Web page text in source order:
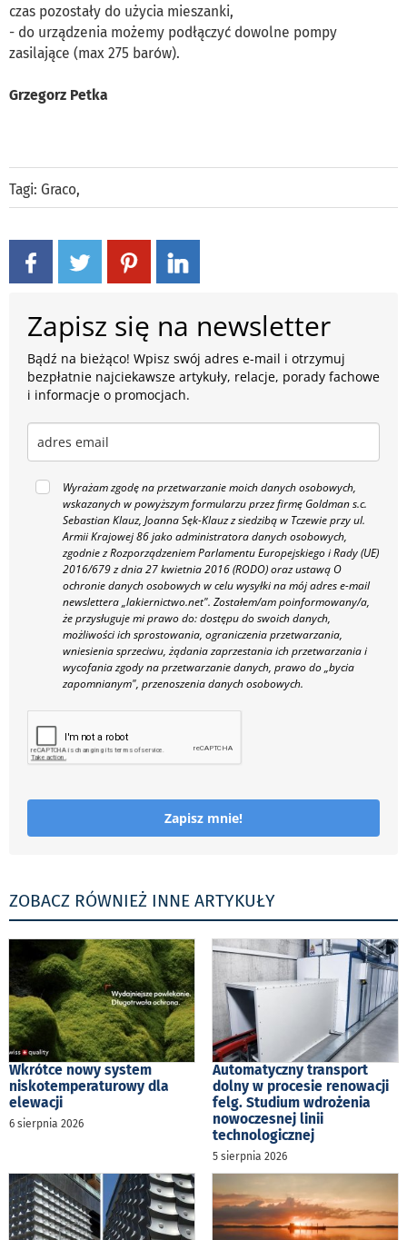
czas pozostały do użycia mieszanki,
- do urządzenia możemy podłączyć dowolne pompy
zasilające (max 275 barów).
Grzegorz Petka
Tagi: Graco,
Zapisz się na newsletter
Bądź na bieżąco! Wpisz swój adres e-mail i otrzymuj
bezpłatnie najciekawsze artykuły, relacje, porady fachowe
i informacje o promocjach.
Wyrażam zgodę na przetwarzanie moich danych osobowych,
wskazanych w powyższym formularzu przez firmę Goldman s.c.
Sebastian Klauz, Joanna Sęk-Klauz z siedzibą w Tczewie przy ul.
Armii Krajowej 86 jako administratora danych osobowych,
zgodnie z Rozporządzeniem Parlamentu Europejskiego i Rady (UE)
2016/679 z dnia 27 kwietnia 2016 (RODO) oraz ustawą O
ochronie danych osobowych w celu wysyłki na mój adres e-mail
newslettera „lakiernictwo.net". Zostałem/am poinformowany/a,
że przysługuje mi prawo do: dostępu do swoich danych,
możliwości ich sprostowania, ograniczenia przetwarzania,
wniesienia sprzeciwu, żądania zaprzestania ich przetwarzania i
wycofania zgody na przetwarzanie danych, prawo do „bycia
zapomnianym", przenoszenia danych osobowych.
Zapisz mnie!
ZOBACZ RÓWNIEŻ INNE ARTYKUŁY
Wkrótce nowy system
niskotemperaturowy dla
elewacji
6 sierpnia 2026
Automatyczny transport
dolny w procesie renowacji
felg. Studium wdrożenia
nowoczesnej linii
technologicznej
5 sierpnia 2026